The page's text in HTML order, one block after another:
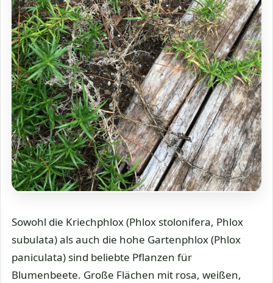
Sowohl die Kriechphlox (Phlox stolonifera, Phlox
subulata) als auch die hohe Gartenphlox (Phlox
paniculata) sind beliebte Pflanzen für
Blumenbeete. Große Flächen mit rosa, weißen,